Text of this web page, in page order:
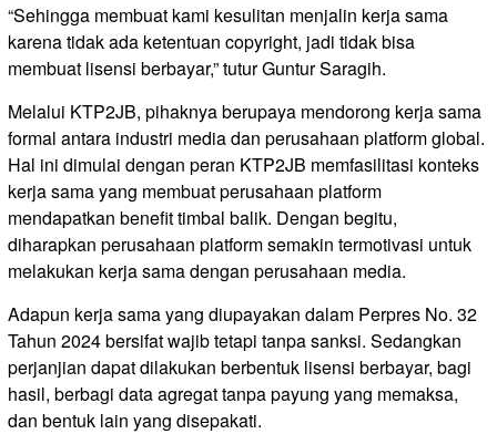
“Sehingga membuat kami kesulitan menjalin kerja sama
karena tidak ada ketentuan copyright, jadi tidak bisa
membuat lisensi berbayar,” tutur Guntur Saragih.
Melalui KTP2JB, pihaknya berupaya mendorong kerja sama
formal antara industri media dan perusahaan platform global.
Hal ini dimulai dengan peran KTP2JB memfasilitasi konteks
kerja sama yang membuat perusahaan platform
mendapatkan benefit timbal balik. Dengan begitu,
diharapkan perusahaan platform semakin termotivasi untuk
melakukan kerja sama dengan perusahaan media.
Adapun kerja sama yang diupayakan dalam Perpres No. 32
Tahun 2024 bersifat wajib tetapi tanpa sanksi. Sedangkan
perjanjian dapat dilakukan berbentuk lisensi berbayar, bagi
hasil, berbagi data agregat tanpa payung yang memaksa,
dan bentuk lain yang disepakati.